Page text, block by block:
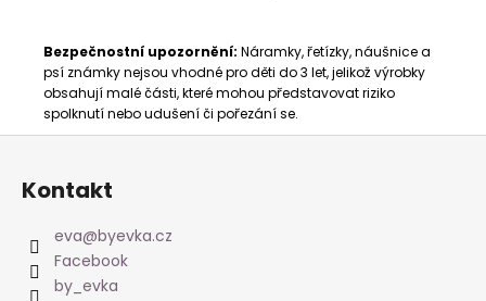
Bezpečnostní upozornění: Náramky, řetízky, náušnice a
psí známky nejsou vhodné pro děti do 3 let, jelikož výrobky
obsahují malé části, které mohou představovat riziko
spolknutí nebo udušení či pořezání se.
Z
Kontakt
eva@byevka.cz
Facebook
by_evka